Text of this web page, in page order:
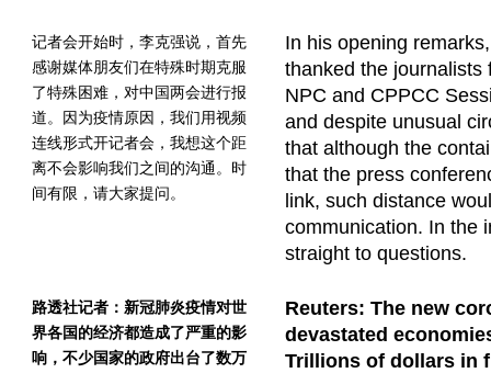
记者会开始时，李克强说，首先
感谢媒体朋友们在特殊时期克服
了特殊困难，对中国两会进行报
道。因为疫情原因，我们用视频
连线形式开记者会，我想这个距
离不会影响我们之间的沟通。时
间有限，请大家提问。
In his opening
thanked the journalists
NPC and CPPCC
and despite unusual
that although the
that the press
link, such distance
communication. In the
straight to questions.
路透社记者：新冠肺炎疫情对世
界各国的经济都造成了严重的影
响，不少国家的政府出台了数万
Reuters: The new
devastated
Trillions of dollars in